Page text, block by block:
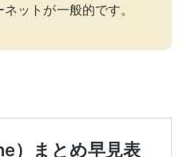
ットが一般的です。